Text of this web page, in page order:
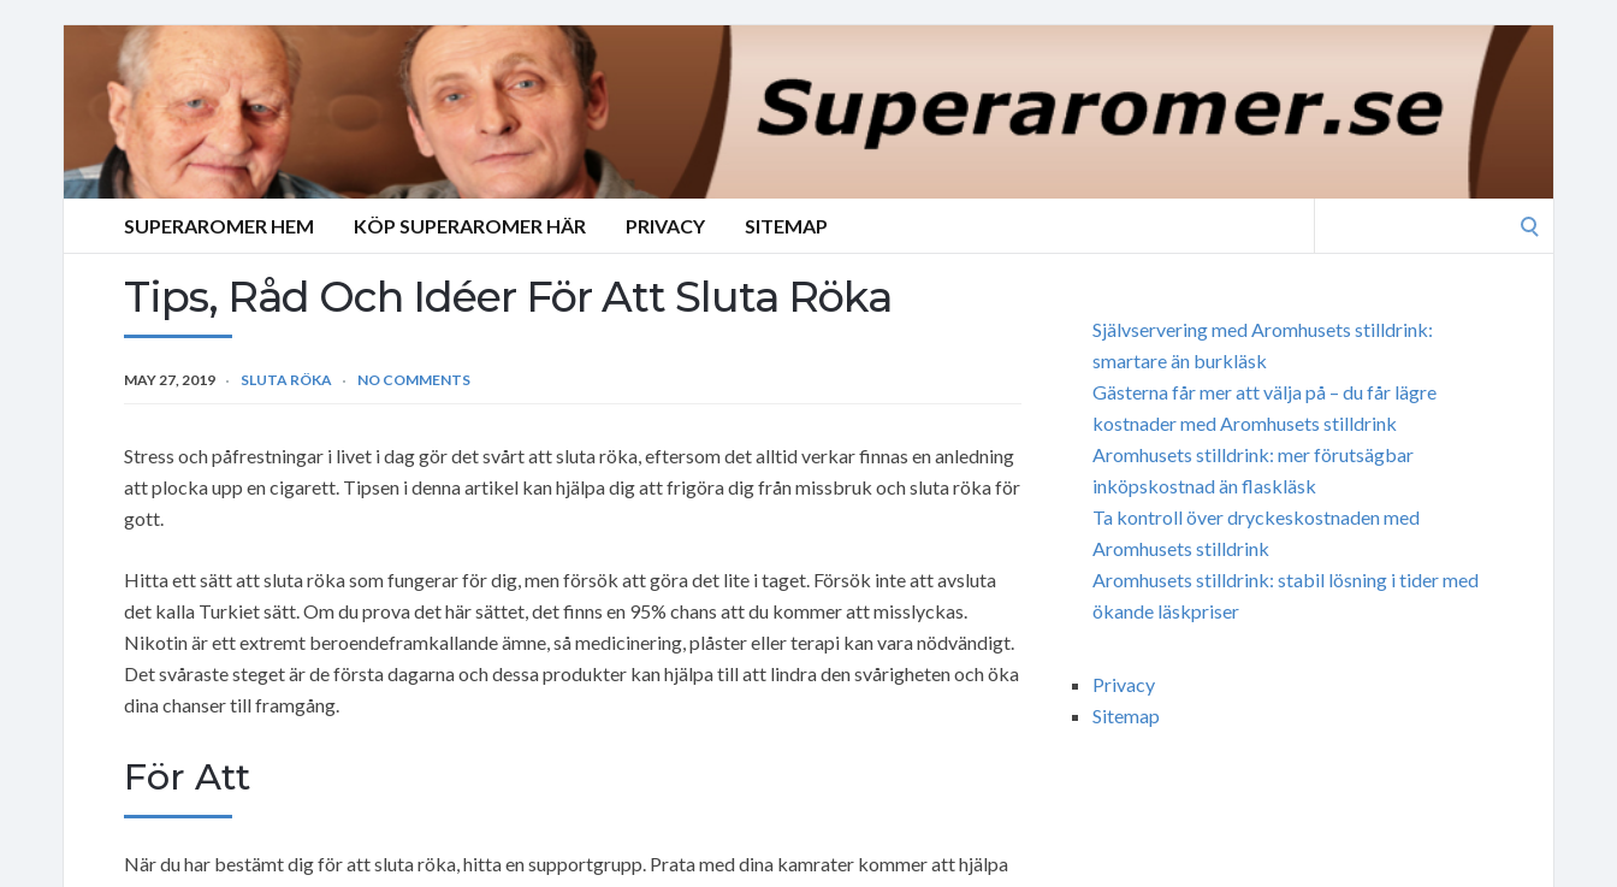
SUPERAROMER HEM KÖP SUPERAROMER HÄR PRIVACY SITEMAP
Tips, Råd Och Idéer För Att Sluta Röka
MAY 27, 2019 SLUTA RÖKA NO COMMENTS
Stress och påfrestningar i livet i dag gör det svårt att sluta röka, eftersom det alltid verkar finnas en anledning
att plocka upp en cigarett. Tipsen i denna artikel kan hjälpa dig att frigöra dig från missbruk och sluta röka för
gott.
Hitta ett sätt att sluta röka som fungerar för dig, men försök att göra det lite i taget. Försök inte att avsluta
det kalla Turkiet sätt. Om du prova det här sättet, det finns en 95% chans att du kommer att misslyckas.
Nikotin är ett extremt beroendeframkallande ämne, så medicinering, plåster eller terapi kan vara nödvändigt.
Det svåraste steget är de första dagarna och dessa produkter kan hjälpa till att lindra den svårigheten och öka
dina chanser till framgång.
För Att
När du har bestämt dig för att sluta röka, hitta en supportgrupp. Prata med dina kamrater kommer att hjälpa
Självservering med Aromhusets stilldrink:
smartare än burkläsk
Gästerna får mer att välja på – du får lägre
kostnader med Aromhusets stilldrink
Aromhusets stilldrink: mer förutsägbar
inköpskostnad än flaskläsk
Ta kontroll över dryckeskostnaden med
Aromhusets stilldrink
Aromhusets stilldrink: stabil lösning i tider med
ökande läskpriser
Privacy
Sitemap